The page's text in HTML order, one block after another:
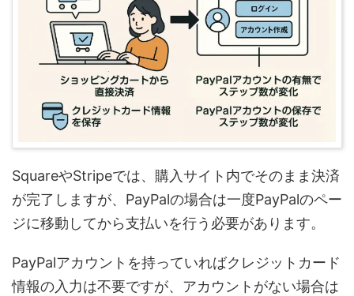
SquareやStripeでは、購入サイト内でそのまま決済
が完了しますが、PayPalの場合は一度PayPalのペー
ジに移動してから支払いを行う必要があります。
PayPalアカウントを持っていればクレジットカード
情報の入力は不要ですが、アカウントがない場合は